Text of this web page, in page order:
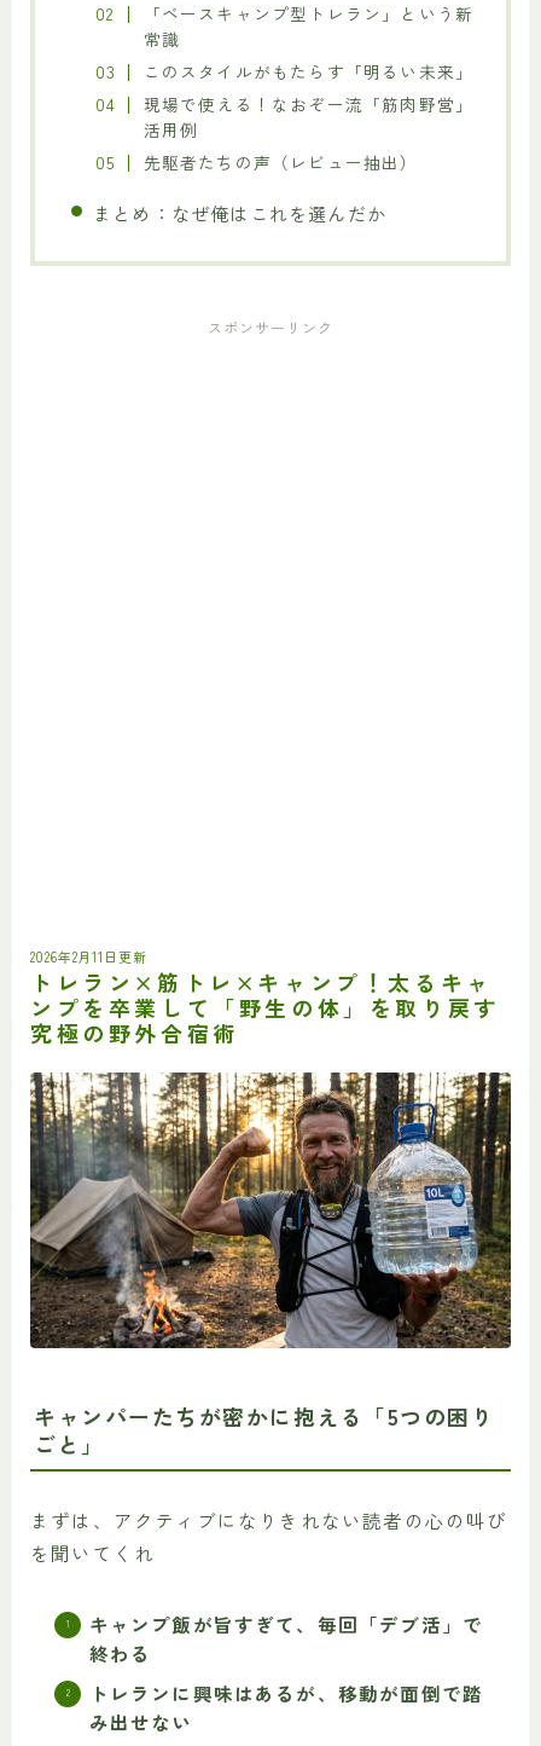
「ベースキャンプ型トレラン」という新
常識
このスタイルがもたらす「明るい未来」
現場で使える！なおぞー流「筋肉野営」
活用例
先駆者たちの声（レビュー抽出）
まとめ：なぜ俺はこれを選んだか
スポンサーリンク
2026年2月11日更新
トレラン×筋トレ×キャンプ！太るキャ
ンプを卒業して「野生の体」を取り戻す
究極の野外合宿術
キャンパーたちが密かに抱える「5つの困り
ごと」
まずは、アクティブになりきれない読者の心の叫び
を聞いてくれ
キャンプ飯が旨すぎて、毎回「デブ活」で
終わる
トレランに興味はあるが、移動が面倒で踏
み出せない